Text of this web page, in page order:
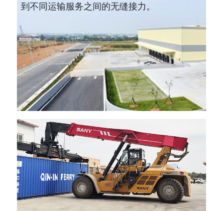
到不同运输服务之间的无缝接力。